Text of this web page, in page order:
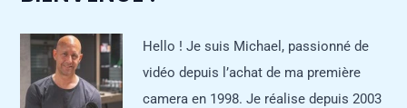
Hello ! Je suis Michael, passionné de
vidéo depuis l’achat de ma première
camera en 1998. Je réalise depuis 2003